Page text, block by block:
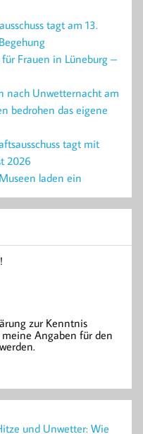
tagt am 13.
Frauen in Lüneburg –
nach Unwetternacht am
bedrohen das eigene
tagt mit
2026
laden ein
zur Kenntnis
Angaben für den
und Unwetter: Wie